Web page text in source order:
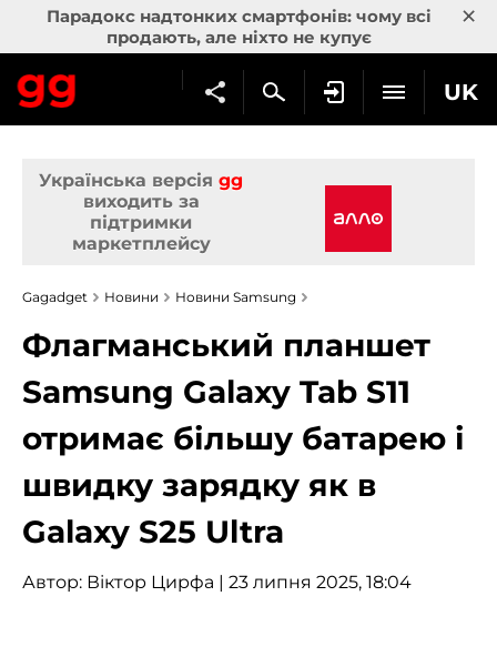
Парадокс надтонких смартфонів: чому всі
продають, але ніхто не купує
×
UK
Українська версія gg
виходить за
підтримки
маркетплейсу
Gagadget Новини Новини Samsung
Флагманський планшет
Samsung Galaxy Tab S11
отримає більшу батарею і
швидку зарядку як в
Galaxy S25 Ultra
Автор: Віктор Цирфа | 23 липня 2025, 18:04